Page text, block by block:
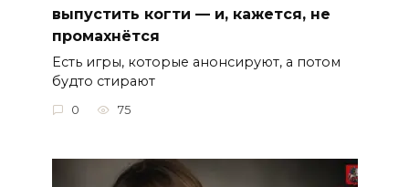
выпустить когти — и, кажется, не
промахнётся
Есть игры, которые анонсируют, а потом
будто стирают
0 75